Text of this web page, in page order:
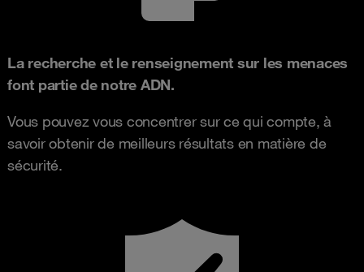
La recherche et le renseignement sur les menaces
font partie de notre ADN.
Vous pouvez vous concentrer sur ce qui compte, à
savoir obtenir de meilleurs résultats en matière de
sécurité.